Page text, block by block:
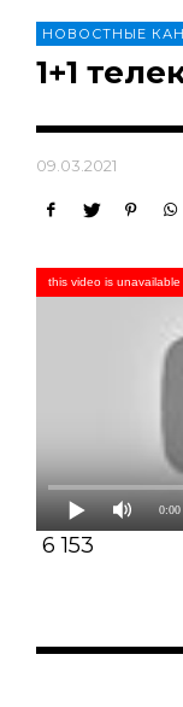
НОВОСТНЫЕ
1+1
09.03.2021
0:00
this video is unavailable
6 153